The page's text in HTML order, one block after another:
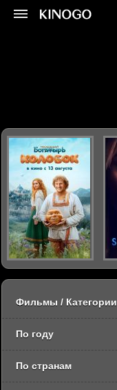
Фильмы / Категории
По году
По странам